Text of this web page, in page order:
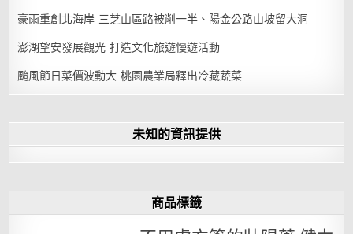
豪雨重創北海岸 三芝山區路被削一半、陽金公路山坡留大洞
澎湖望安發展觀光 打造文化旅遊慢遊活動
颱風節日菜價波動大 桃園農業局釋出冷藏蔬菜
未知的資訊提供
商品標籤